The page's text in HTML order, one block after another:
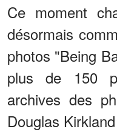
Ce moment
désormais
photos "Being
plus de 150
archives des
Douglas